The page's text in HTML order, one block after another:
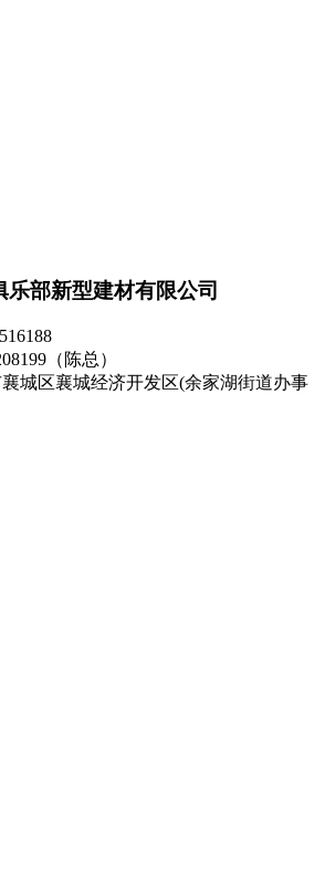
乐部新型建材有限公司
（陈总）
城区襄城经济开发区(余家湖街道办事